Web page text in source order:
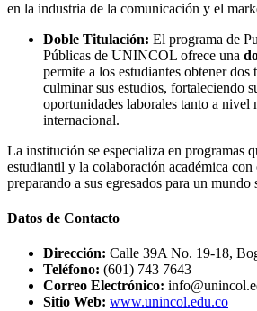
en la industria de la comunicación y el
Doble Titulación: El programa de
Públicas de UNINCOL ofrece una
permite a los estudiantes obtener
culminar sus estudios, fortaleciendo
oportunidades laborales tanto a nivel
internacional.
La institución se especializa en programas
estudiantil y la colaboración académica con
preparando a sus egresados para un mundo
Datos de Contacto
Dirección: Calle 39A No. 19-18,
Teléfono: (601) 743 7643
Correo Electrónico:
Sitio Web: www.unincol.edu.co